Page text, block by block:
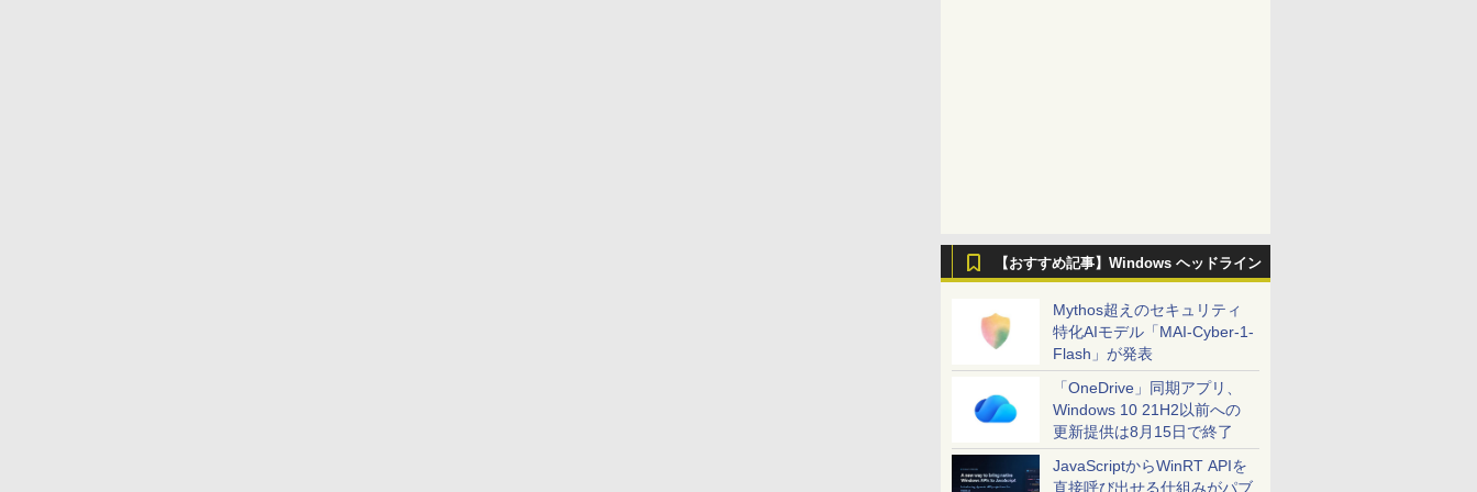
【おすすめ記事】Windows ヘッドライン
Mythos超えのセキュリティ
特化AIモデル「MAI-Cyber-1-
Flash」が発表
「OneDrive」同期アプリ、
Windows 10 21H2以前への
更新提供は8月15日で終了
JavaScriptからWinRT APIを
直接呼び出せる仕組みがパブ